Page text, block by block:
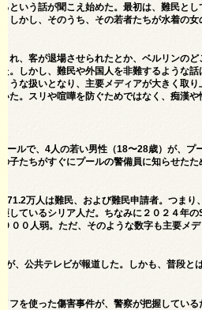
という話が聞こえ始めた。最初は、難民と
しかし、そのうち、その若者たちが水着の
れ、客が退場させられたとか、ベルリンの
。しかし、難民や外国人を非難するような
うな扱いとなり、主要メディアが大きく取
た。スリや喧嘩を防ぐためではなく、痴漢や
ルで、4人の若い男性（18〜28歳）が、プ
子たちがすぐにプールの警備員に知らせた
71.2万人は難民、および難民申請者。つまり
しているシリア人だ。ちなみに２０２４年
００人弱。ただ、そのような数字も主要メ
、公共テレビが報道した。しかも、普段と
フを使った傷害事件が、警察が把握している